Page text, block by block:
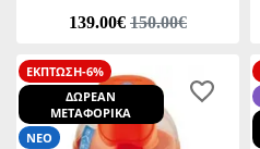
139.00€ 150.00€
ΕΚΠΤΩΣΗ-6%
ΔΩΡΕΑΝ
ΜΕΤΑΦΟΡΙΚΑ
ΝΕΟ